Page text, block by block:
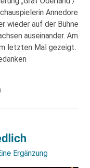
Annedore
wieder auf der Bühne
auseinander. Am
letzten Mal gezeigt.
Ergänzung